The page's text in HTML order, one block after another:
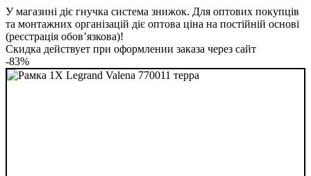
У магазині діє гнучка система знижок. Для оптових покупців
та монтажних організацій діє оптова ціна на постійній основі
(реєстрація обов’язкова)!
Скидка действует при оформлении заказа через сайт
-83%